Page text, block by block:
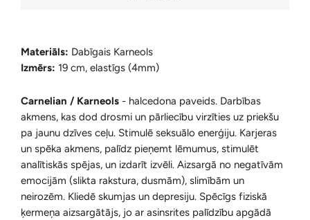
Materiāls: Dabīgais Karneols
Izmērs: 19 cm, elastīgs (4mm)
Carnelian / Karneols - halcedona paveids. Darbības
akmens, kas dod drosmi un pārliecību virzīties uz priekšu
pa jaunu dzīves ceļu. Stimulē seksuālo enerģiju. Karjeras
un spēka akmens, palīdz pieņemt lēmumus, stimulēt
analītiskās spējas, un izdarīt izvēli. Aizsargā no negatīvām
emocijām (slikta rakstura, dusmām), slimībām un
neirozēm. Kliedē skumjas un depresiju. Spēcīgs fiziskā
ķermeņa aizsargātājs, jo ar asinsrites palīdzību apgādā